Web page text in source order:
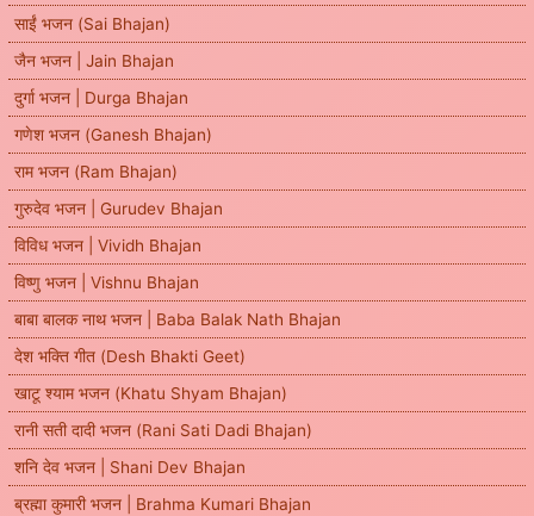
साईं भजन (Sai Bhajan)
जैन भजन | Jain Bhajan
दुर्गा भजन | Durga Bhajan
गणेश भजन (Ganesh Bhajan)
राम भजन (Ram Bhajan)
गुरुदेव भजन | Gurudev Bhajan
विविध भजन | Vividh Bhajan
विष्णु भजन | Vishnu Bhajan
बाबा बालक नाथ भजन | Baba Balak Nath Bhajan
देश भक्ति गीत (Desh Bhakti Geet)
खाटू श्याम भजन (Khatu Shyam Bhajan)
रानी सती दादी भजन (Rani Sati Dadi Bhajan)
शनि देव भजन | Shani Dev Bhajan
ब्रह्मा कुमारी भजन | Brahma Kumari Bhajan